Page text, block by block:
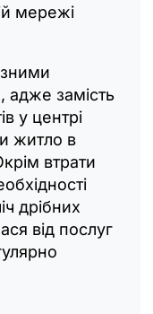
мережі
адже замість
у центрі
житло в
втрати
дрібних
від послуг